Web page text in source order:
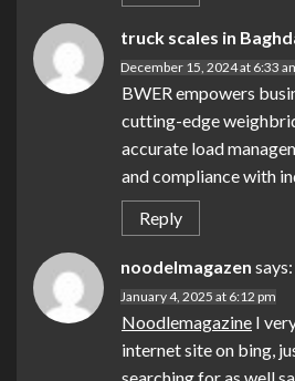
truck scales in
December 15, 2024 at 6:33
BWER empowers
cutting-edge
accurate load
and compliance with
Reply
noodelmagazen says:
January 4, 2025 at 6:12 pm
Noodlemagazine I
internet site on bing,
searching for as well